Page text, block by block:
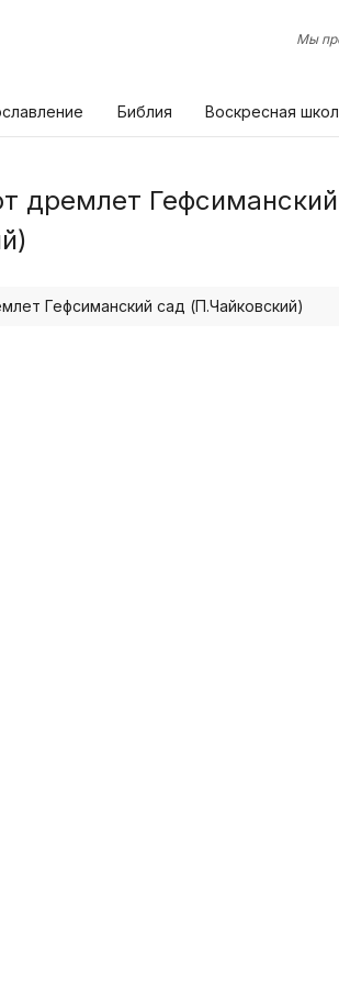
Мы
Библия Воскресная
дремлет
Гефсиманский сад (П.Чайковский)